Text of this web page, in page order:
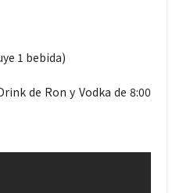
1 bebida)
de Ron y Vodka de 8:00